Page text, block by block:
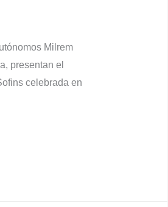
Milrem
presentan el
celebrada en